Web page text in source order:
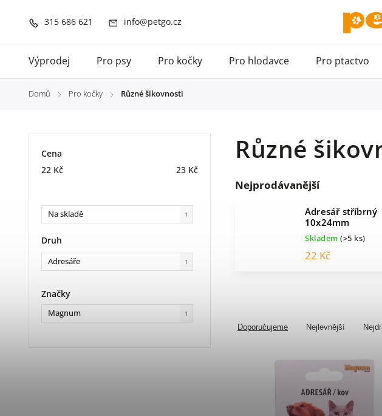
315 686 621 info@petgo.cz
Výprodej Pro psy Pro kočky Pro hlodavce Pro ptactvo
Domů / Pro kočky / Různé šikovnosti
Cena
22 Kč 23 Kč
Na skladě 1
Značky
Magnum 1
Druh
Adresáře 1
Různé
Nejprodávanější
Adresář stříbrný
10x24mm
Skladem (>5 ks)
22 Kč
Doporučujeme Nejlevnější